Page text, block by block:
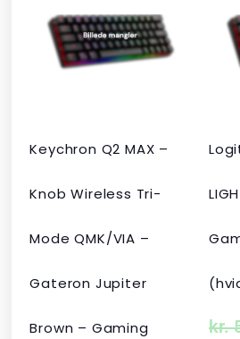
Keychron Q2 MAX –
Knob Wireless Tri-
Mode QMK/VIA –
Gateron Jupiter
Brown – Gaming
pris
var:
kr. 2.190,00.
pris
er:
kr. 1.465,00.
kr.